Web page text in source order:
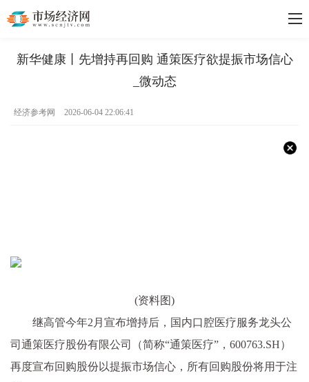
新华健康丨先增持再回购 通策医疗欲提振市场信心
_微动态
经济参考网 2026-06-04 22:06:41
(资料图)
继高管今年2月宣布增持后，国内口腔医疗服务龙头公
司通策医疗股份有限公司（简称“通策医疗”，600763.SH）
再度宣布回购股份以提振市场信心，所有回购股份将用于注